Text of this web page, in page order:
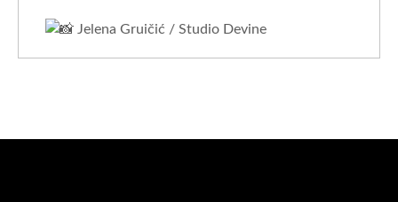
Jelena Gruičić / Studio Devine